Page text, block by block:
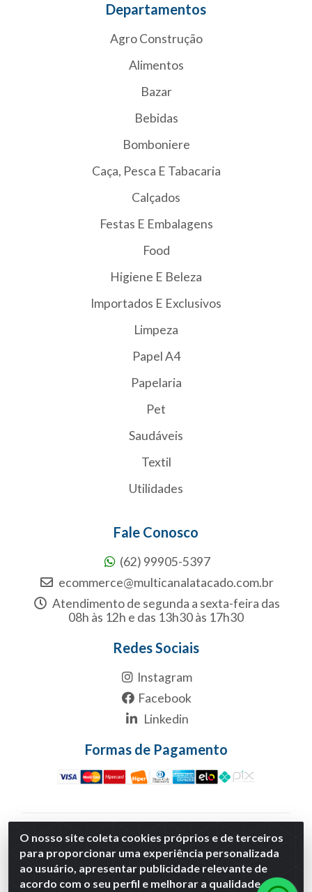
O nosso site coleta cookies próprios e de terceiros
para proporcionar uma experiência personalizada
ao usuário, apresentar publicidade relevante de
acordo com o seu perfil e melhorar a qualidade do
Departamentos
Agro Construção
Alimentos
Bazar
Bebidas
Bomboniere
Caça, Pesca E Tabacaria
Calçados
Festas E Embalagens
Food
Higiene E Beleza
Importados E Exclusivos
Limpeza
Papel A4
Papelaria
Pet
Saudáveis
Textil
Utilidades
Fale Conosco
(62) 99905-5397
ecommerce@multicanalatacado.com.br
Atendimento de segunda a sexta-feira das
08h às 12h e das 13h30 às 17h30
Redes Sociais
Instagram
Facebook
Linkedin
Formas de Pagamento
Multicanal Atacado LTDA - Rua 1-B, S/NC, Quadra1B
Lote 1 Anexo Modulo 2 - Polo Empresarial Goias - Etapa
Xiii, Aparecida de Goiânia/GO - CNPJ 29.460.170/0001-